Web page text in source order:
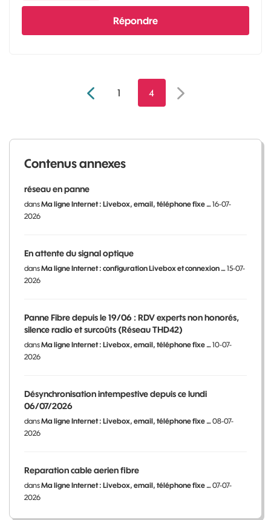
Répondre
1 4
Contenus annexes
réseau en panne
dansMa ligne Internet : Livebox, email, téléphone fixe …16-07-
2026
En attente du signal optique
dansMa ligne Internet : configuration Livebox et connexion …15-07-
2026
Panne Fibre depuis le 19/06 : RDV experts non honorés,
silence radio et surcoûts (Réseau THD42)
dansMa ligne Internet : Livebox, email, téléphone fixe …10-07-
2026
Désynchronisation intempestive depuis ce lundi
06/07/2026
dansMa ligne Internet : Livebox, email, téléphone fixe …08-07-
2026
Reparation cable aerien fibre
dansMa ligne Internet : Livebox, email, téléphone fixe …07-07-
2026